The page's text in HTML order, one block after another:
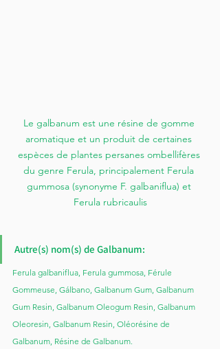
Le galbanum est une résine de gomme
aromatique et un produit de certaines
espèces de plantes persanes ombellifères
du genre Ferula, principalement Ferula
gummosa (synonyme F. galbaniflua) et
Ferula rubricaulis
Autre(s) nom(s) de Galbanum:
Ferula galbaniflua, Ferula gummosa, Férule
Gommeuse, Gálbano, Galbanum Gum, Galbanum
Gum Resin, Galbanum Oleogum Resin, Galbanum
Oleoresin, Galbanum Resin, Oléorésine de
Galbanum, Résine de Galbanum.